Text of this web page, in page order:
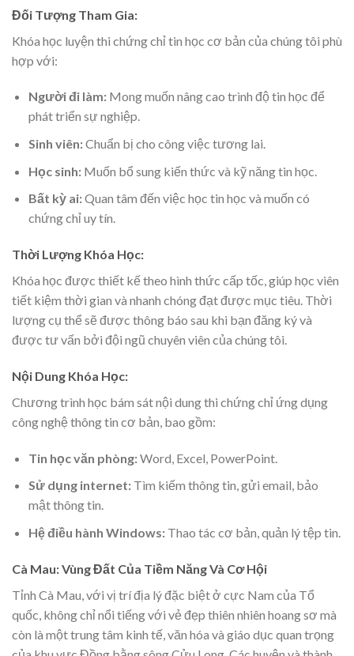
Đối Tượng Tham Gia:
Khóa học luyện thi chứng chỉ tin học cơ bản của chúng tôi phù
hợp với:
Người đi làm:Mong muốn nâng cao trình độ tin học để
phát triển sự nghiệp.
Sinh viên:Chuẩn bị cho công việc tương lai.
Học sinh:Muốn bổ sung kiến thức và kỹ năng tin học.
Bất kỳ ai:Quan tâm đến việc học tin học và muốn có
chứng chỉ uy tín.
Thời Lượng Khóa Học:
Khóa học được thiết kế theo hình thức cấp tốc, giúp học viên
tiết kiệm thời gian và nhanh chóng đạt được mục tiêu. Thời
lượng cụ thể sẽ được thông báo sau khi bạn đăng ký và
được tư vấn bởi đội ngũ chuyên viên của chúng tôi.
Nội Dung Khóa Học:
Chương trình học bám sát nội dung thi chứng chỉ ứng dụng
công nghệ thông tin cơ bản, bao gồm:
Tin học văn phòng:Word, Excel, PowerPoint.
Sử dụng internet:Tìm kiếm thông tin, gửi email, bảo
mật thông tin.
Hệ điều hành Windows:Thao tác cơ bản, quản lý tệp tin.
Cà Mau: Vùng Đất Của Tiềm Năng Và Cơ Hội
Tỉnh Cà Mau, với vị trí địa lý đặc biệt ở cực Nam của Tổ
quốc, không chỉ nổi tiếng với vẻ đẹp thiên nhiên hoang sơ mà
còn là một trung tâm kinh tế, văn hóa và giáo dục quan trọng